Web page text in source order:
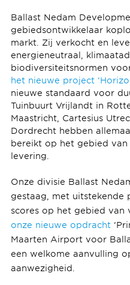
Ballast Nedam
gebiedsontwikkelaar
markt. Zij verkocht en
energieneutraal,
biodiversiteitsnormen
het nieuwe project
nieuwe standaard voor
Tuinbuurt Vrijlandt in
Maastricht, Cartesius
Dordrecht hebben
bereikt op het gebied
levering.
Onze divisie Ballast
gestaag, met uitstekende
scores op het gebied van
onze nieuwe opdracht
Maarten Airport voor
een welkome aanvulling
aanwezigheid.